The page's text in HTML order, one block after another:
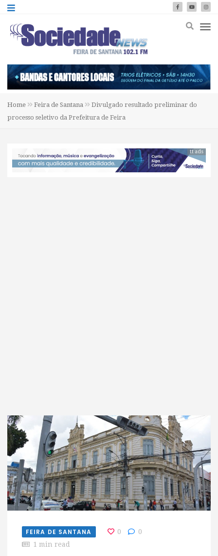
Home Feira de Santana
Divulgado resultado preliminar do
processo seletivo da Prefeitura de Feira
tt ads
FEIRA DE SANTANA 0
0
1 min read